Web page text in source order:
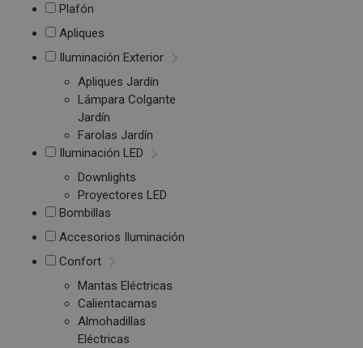
Plafón
Apliques
Iluminación Exterior
Apliques Jardín
Lámpara Colgante
Jardín
Farolas Jardín
Iluminación LED
Downlights
Proyectores LED
Bombillas
Accesorios Iluminación
Confort
Mantas Eléctricas
Calientacamas
Almohadillas
Eléctricas